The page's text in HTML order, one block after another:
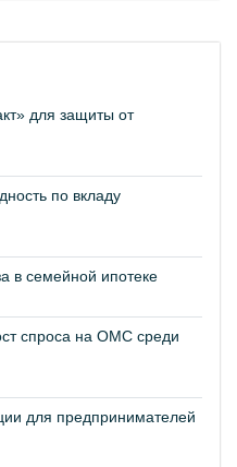
для защиты от
по вкладу
в семейной ипотеке
спроса на ОМС среди
для предпринимателей